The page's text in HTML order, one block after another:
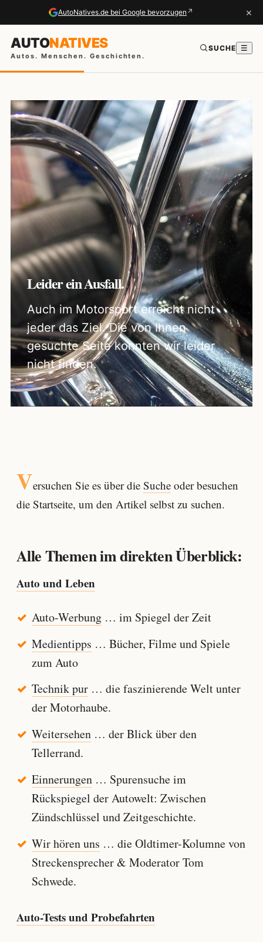
AutoNatives.de bei Google bevorzugen ↗ ×
AUTONATIVES
Autos. Menschen. Geschichten.
SUCHE ☰
Leider ein Ausfall.
Auch im Motorsport erreicht nicht
jeder das Ziel. Die von Ihnen
gesuchte Seite konnten wir leider
nicht finden.
Versuchen Sie es über die Sucheoder besuchen
die Startseite, um den Artikel selbst zu suchen.
Alle Themen im direkten Überblick:
Auto und Leben
Auto-Werbung… im Spiegel der Zeit
Medientipps … Bücher, Filme und Spiele
zum Auto
Technik pur… die faszinierende Welt unter
der Motorhaube.
Weitersehen… der Blick über den
Tellerrand.
Einnerungen… Spurensuche im
Rückspiegel der Autowelt: Zwischen
Zündschlüssel und Zeitgeschichte.
Wir hören uns … die Oldtimer-Kolumne von
Streckensprecher & Moderator Tom
Schwede.
Auto-Tests und Probefahrten